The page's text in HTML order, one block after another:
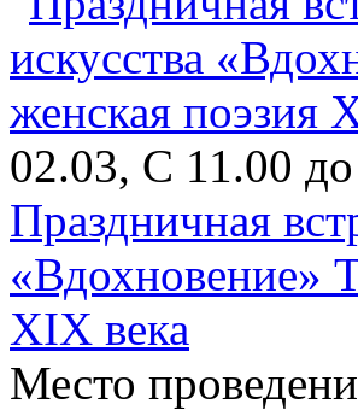
02.03, С 11.00
Праздничная
«Вдохновение»
XIX века
Место